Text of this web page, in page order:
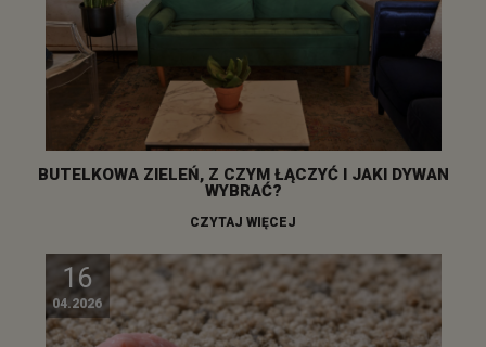
BUTELKOWA ZIELEŃ, Z CZYM ŁĄCZYĆ I JAKI DYWAN
WYBRAĆ?
CZYTAJ WIĘCEJ
16
04.2026